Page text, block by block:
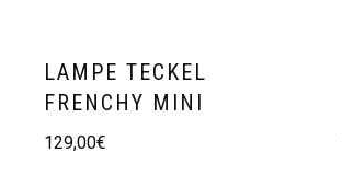
LAMPE TECKEL
FRENCHY MINI
129,00€